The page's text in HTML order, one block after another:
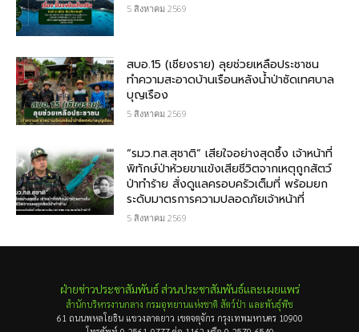
5 สิงหาคม 2569
สบอ.15 (เชียงราย) ลุยช่วยเหลือประชาชน
ทำความสะอาดบ้านเรือนหลังน้ำป่าซัดเทศบาล
บุญเรือง
5 สิงหาคม 2569
“รมว.ทส.สุชาติ” เสียใจอย่างสุดซึ้ง เจ้าหน้าที่
พิทักษ์ป่าห้วยขาแข้งเสียชีวิตจากเหตุถูกสัตว์
ป่าทำร้าย สั่งดูแลครอบครัวเต็มที่ พร้อมยก
ระดับมาตรการความปลอดภัยเจ้าหน้าที่
5 สิงหาคม 2569
ฝ่ายข่าวประชาสัมพันธ์ ส่วนประชาสัมพันธ์และเผยแพร่
สำนักบริหารงานกลาง กรมอุทยานแห่งชาติ สัตว์ป่า และพันธุ์พืช
61 ถนนพหลโยธิน แขวงลาดยาว เขตจตุจักร กรุงเทพมหานคร 10900